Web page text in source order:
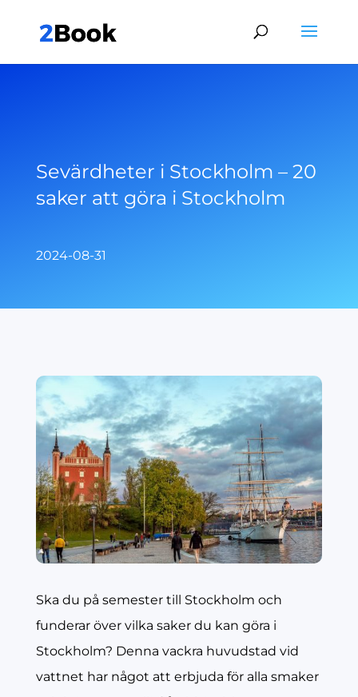
Sevärdheter i Stockholm – 20
saker att göra i Stockholm
2024-08-31
Ska du på semester till Stockholm och
funderar över vilka saker du kan göra i
Stockholm? Denna vackra huvudstad vid
vattnet har något att erbjuda för alla smaker